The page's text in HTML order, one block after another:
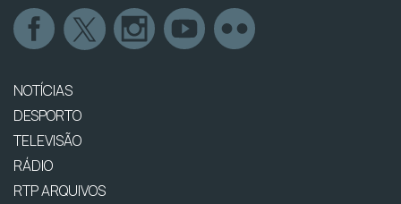
NOTÍCIAS
DESPORTO
TELEVISÃO
RÁDIO
RTP ARQUIVOS